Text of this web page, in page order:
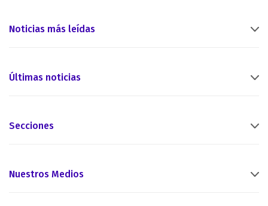
Noticias más leídas
Últimas noticias
Secciones
Nuestros Medios